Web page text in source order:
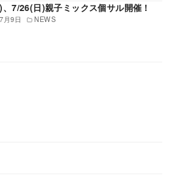
月9日 NEWS
7/26(日)親子ミックス個サル開催！